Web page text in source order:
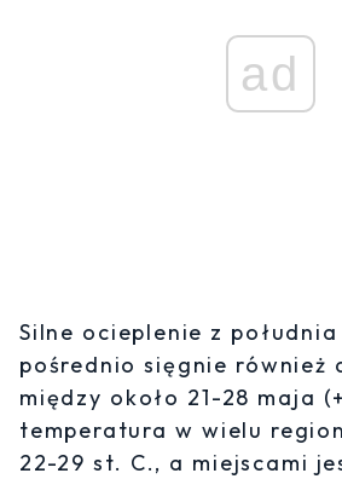
ad
Silne ocieplenie z południa
pośrednio sięgnie również
między około 21-28 maja
temperatura w wielu
22-29 st. C., a miejscami